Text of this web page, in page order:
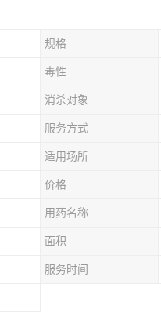
规格
毒性
消杀对象
服务方式
适用场所
价格
用药名称
面积
服务时间